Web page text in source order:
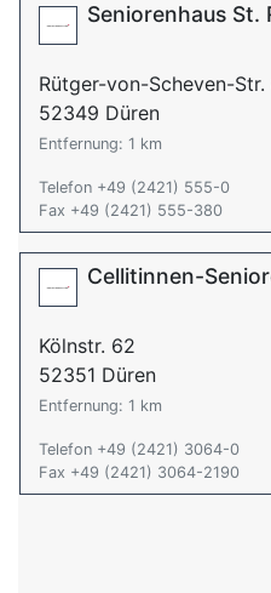
Seniorenhaus St.
Rütger-von-Scheven-Str.
52349 Düren
Entfernung: 1 km
Telefon +49 (2421) 555-0
Fax +49 (2421) 555-380
Cellitinnen-
Kölnstr. 62
52351 Düren
Entfernung: 1 km
Telefon +49 (2421) 3064-0
Fax +49 (2421) 3064-2190